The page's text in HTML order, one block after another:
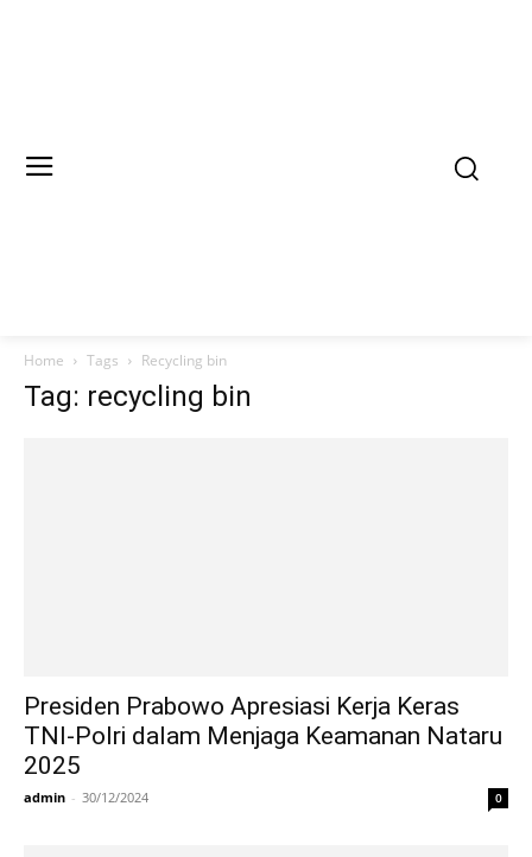
Home Tags Recycling bin
Tag: recycling bin
Presiden Prabowo Apresiasi Kerja Keras
TNI-Polri dalam Menjaga Keamanan Nataru
2025
admin - 30/12/2024 0